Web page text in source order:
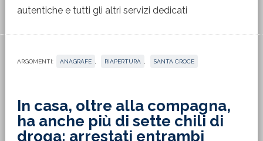
autentiche e tutti gli altri servizi dedicati
ARGOMENTI: ANAGRAFE RIAPERTURA SANTA CROCE
In casa, oltre alla compagna,
ha anche più di sette chili di
droga: arrestati entrambi